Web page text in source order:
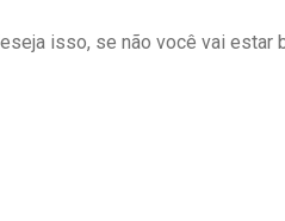
isso, se não você vai estar